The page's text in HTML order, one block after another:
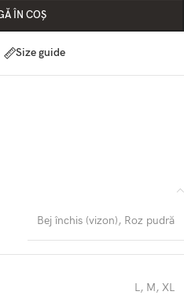
ÎN COȘ
Size guide
Bej închis (vizon), Roz pudră
L, M, XL